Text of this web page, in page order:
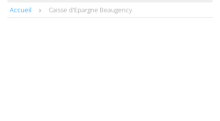
Accueil Caisse d'Epargne Beaugency